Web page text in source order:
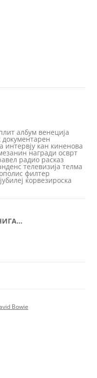
албум венеција
документарен
интервју кан киненова
награди осврт
радио расказ
телевизија телма
филтер
јубилеј ќорвезироска
Bowie